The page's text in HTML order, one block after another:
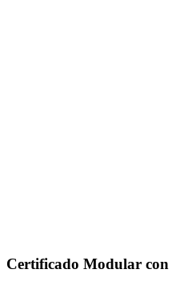
Certificado Modular con